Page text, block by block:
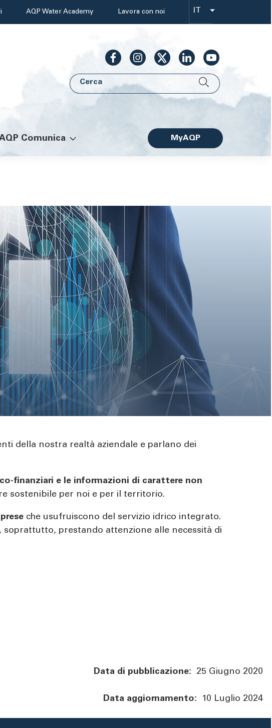
AQP Water Academy Lavora con noi
language
Cerca
Comunica
AQPMyAQP
della nostra realtà aziendale e parlano dei
finanziari e le informazioni di carattere non
sostenibile per noi e per il territorio.
che usufruiscono del servizio idrico integrato.
prestando attenzione alle necessità di
Data di pubblicazione: 25 Giugno 2020
Data aggiornamento: 10 Luglio 2024